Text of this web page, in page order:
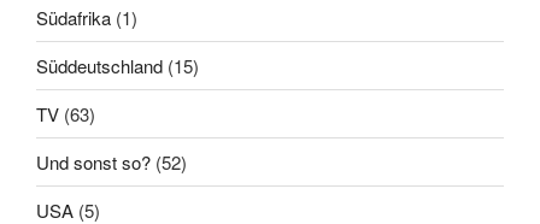
Südafrika (1)
Süddeutschland (15)
TV (63)
Und sonst so? (52)
USA (5)